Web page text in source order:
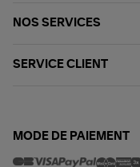
NOS SERVICES
SERVICE CLIENT
MODE DE PAIEMENT